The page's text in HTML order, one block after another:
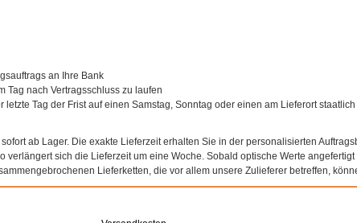
an Ihre Bank
Tag nach Vertragsschluss zu laufen
Tag der Frist auf einen Samstag, Sonntag oder einen am Lieferort
ab Lager. Die exakte Lieferzeit erhalten Sie in der personalisierten
verlängert sich die Lieferzeit um eine Woche. Sobald optische Werte
Lieferketten, die vor allem unsere Zulieferer betreffen,